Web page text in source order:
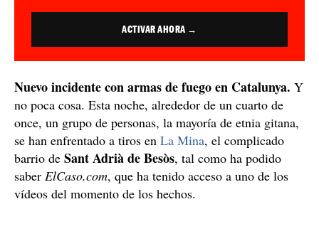
ACTIVAR AHORA →
Nuevo incidente con armas de fuego en Catalunya. Y
no poca cosa. Esta noche, alrededor de un cuarto de
once, un grupo de personas, la mayoría de etnia gitana,
se han enfrentado a tiros en La Mina, el complicado
barrio de Sant Adrià de Besòs, tal como ha podido
saber ElCaso.com, que ha tenido acceso a uno de los
vídeos del momento de los hechos.